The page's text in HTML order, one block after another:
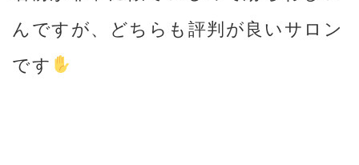
んですが、どちらも評判が良いサロン
です